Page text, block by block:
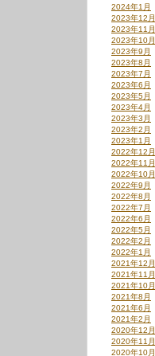
2024年1月
2023年12月
2023年11月
2023年10月
2023年9月
2023年8月
2023年7月
2023年6月
2023年5月
2023年4月
2023年3月
2023年2月
2023年1月
2022年12月
2022年11月
2022年10月
2022年9月
2022年8月
2022年7月
2022年6月
2022年5月
2022年2月
2022年1月
2021年12月
2021年11月
2021年10月
2021年8月
2021年6月
2021年2月
2020年12月
2020年11月
2020年10月